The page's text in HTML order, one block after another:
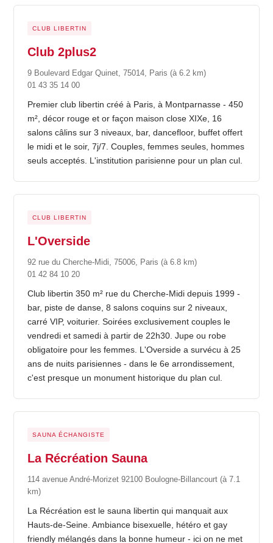
CLUB LIBERTIN
Club 2plus2
9 Boulevard Edgar Quinet, 75014, Paris(à 6.2 km)
01 43 35 14 00
Premier club libertin créé à Paris, à Montparnasse - 450
m², décor rouge et or façon maison close XIXe, 16
salons câlins sur 3 niveaux, bar, dancefloor, buffet offert
le midi et le soir, 7j/7. Couples, femmes seules, hommes
seuls acceptés. L'institution parisienne pour un plan cul.
CLUB LIBERTIN
L'Overside
92 rue du Cherche-Midi, 75006, Paris(à 6.8 km)
01 42 84 10 20
Club libertin 350 m² rue du Cherche-Midi depuis 1999 -
bar, piste de danse, 8 salons coquins sur 2 niveaux,
carré VIP, voiturier. Soirées exclusivement couples le
vendredi et samedi à partir de 22h30. Jupe ou robe
obligatoire pour les femmes. L'Overside a survécu à 25
ans de nuits parisiennes - dans le 6e arrondissement,
c'est presque un monument historique du plan cul.
SAUNA ÉCHANGISTE
La Récréation Sauna
114 avenue André-Morizet 92100 Boulogne-Billancourt(à 7.1
km)
La Récréation est le sauna libertin qui manquait aux
Hauts-de-Seine. Ambiance bisexuelle, hétéro et gay
friendly mélangés dans la bonne humeur - ici on ne met